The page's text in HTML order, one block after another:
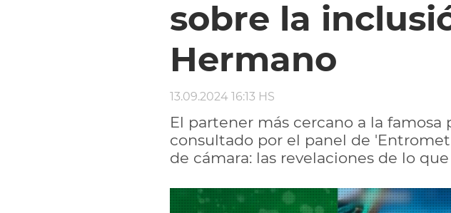
sobre la
Hermano
13.09.2024 16:13 HS
El partener más cercano a la
consultado por el panel de
de cámara: las revelaciones de lo